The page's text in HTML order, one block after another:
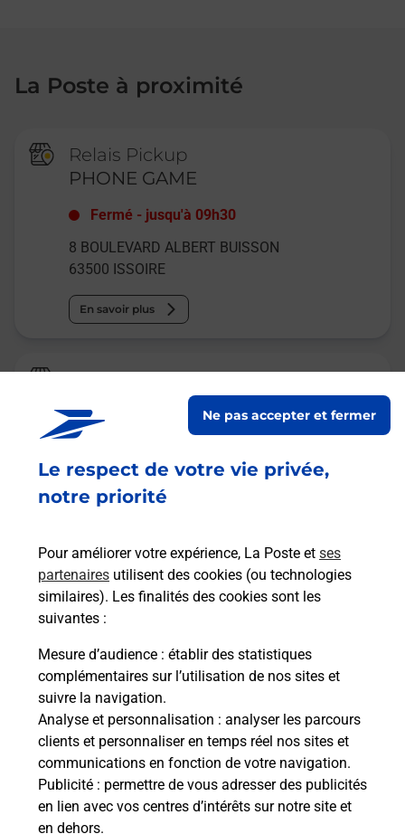
Le respect de votre vie privée,
notre priorité
Pour améliorer votre expérience, La Poste et ses
partenaires utilisent des cookies (ou technologies
similaires). Les finalités des cookies sont les
suivantes :
Mesure d’audience : établir des statistiques
complémentaires sur l’utilisation de nos sites et
suivre la navigation.
Analyse et personnalisation : analyser les parcours
clients et personnaliser en temps réel nos sites et
communications en fonction de votre navigation.
Publicité : permettre de vous adresser des publicités
en lien avec vos centres d’intérêts sur notre site et
en dehors.
Ne pas accepter et fermer
La Poste à proximité
Relais Pickup
PHONE GAME
Fermé - jusqu'à 09h30
8 BOULEVARD ALBERT BUISSON
63500 ISSOIRE
En savoir plus
La Poste
jusqu'à 09h00
39 BOULEVARD JULES CIBRAND
63500 ISSOIRE
Malin !
La Poste
en ligne
Ouvert 24h/24
En savoir plus